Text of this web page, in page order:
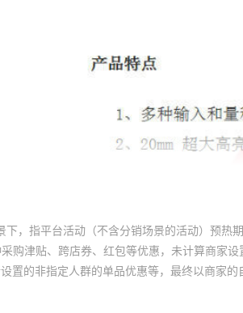
下，指平台活动（不含分销场景的活动）预
购津贴、跨店券、红包等优惠，未计算商家
置的非指定人群的单品优惠等，最终以商家